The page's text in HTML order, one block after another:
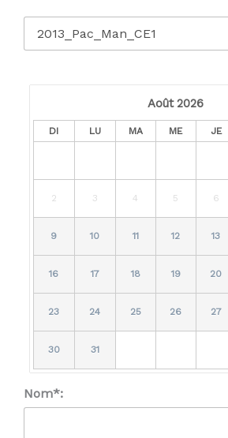
Août 2026
DI LU MA ME JE
2 3 4 5 6
9 10 11 12 13
16 17 18 19 20
23 24 25 26 27
30 31
Nom*: